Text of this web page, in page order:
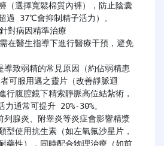
（選擇寬鬆棉質內褲），防止陰囊
過 37℃會抑制精子活力）。
可服用邁之靈片（改善靜脈迴
行腹腔鏡下精索靜脈高位結紮術，
通常可提升 20%-30%。
型使用抗生素（如左氧氟沙星片，
藥性），同時配合物理治療（如前